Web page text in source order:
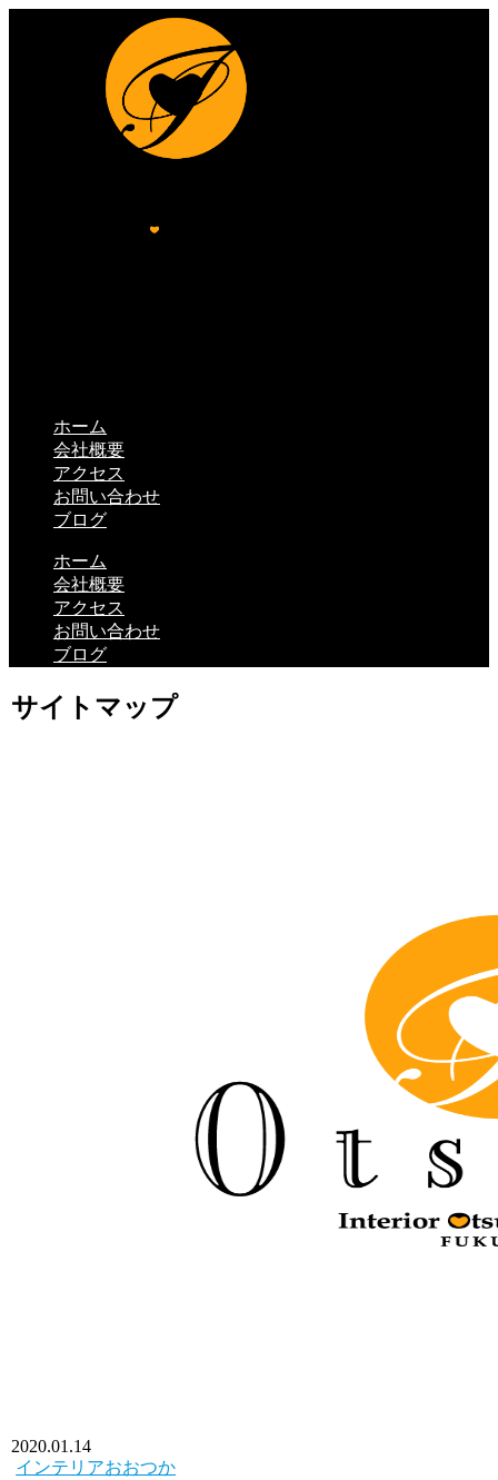
ホーム
会社概要
アクセス
お問い合わせ
ブログ
ホーム
会社概要
アクセス
お問い合わせ
ブログ
サイトマップ
2020.01.14
インテリアおおつか